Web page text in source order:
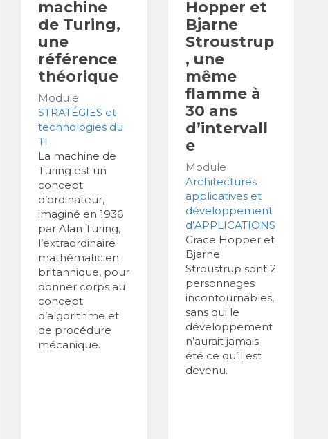
machine
de Turing,
une
référence
théorique
Module
STRATÉGIES et
technologies du
TI
La machine de
Turing est un
concept
d’ordinateur,
imaginé en 1936
par Alan Turing,
l’extraordinaire
mathématicien
britannique, pour
donner corps au
concept
d’algorithme et
de procédure
mécanique.
Hopper et
Bjarne
Stroustrup
, une
même
flamme à
30 ans
d’intervall
e
Module
Architectures
applicatives et
développement
d’APPLICATIONS
Grace Hopper et
Bjarne
Stroustrup sont 2
personnages
incontournables,
sans qui le
développement
n’aurait jamais
été ce qu’il est
devenu.